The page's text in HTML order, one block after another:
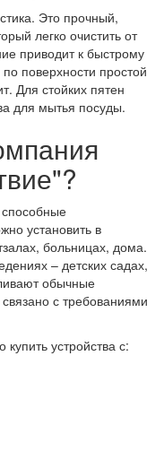
Это прочный,
легко очистить от
приводит к быстрому
поверхности простой
Для стойких пятен
для мытья посуды.
установить в
больницах, дома.
– детских садах,
обычные
с требованиями
устройства с: